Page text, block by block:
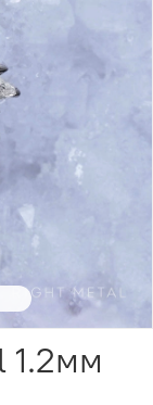
1.2мм